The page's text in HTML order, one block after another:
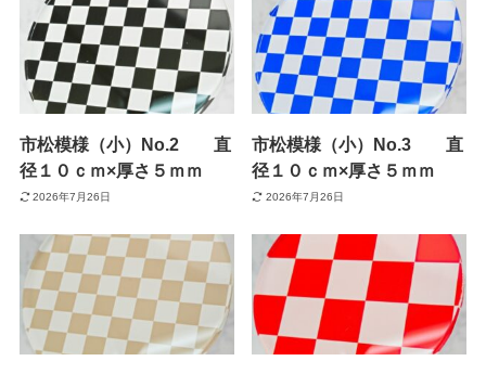
市松模様（小）No.2 直
径１０ｃｍ×厚さ５ｍｍ
2026年7月26日
市松模様（小）No.3 直
径１０ｃｍ×厚さ５ｍｍ
2026年7月26日